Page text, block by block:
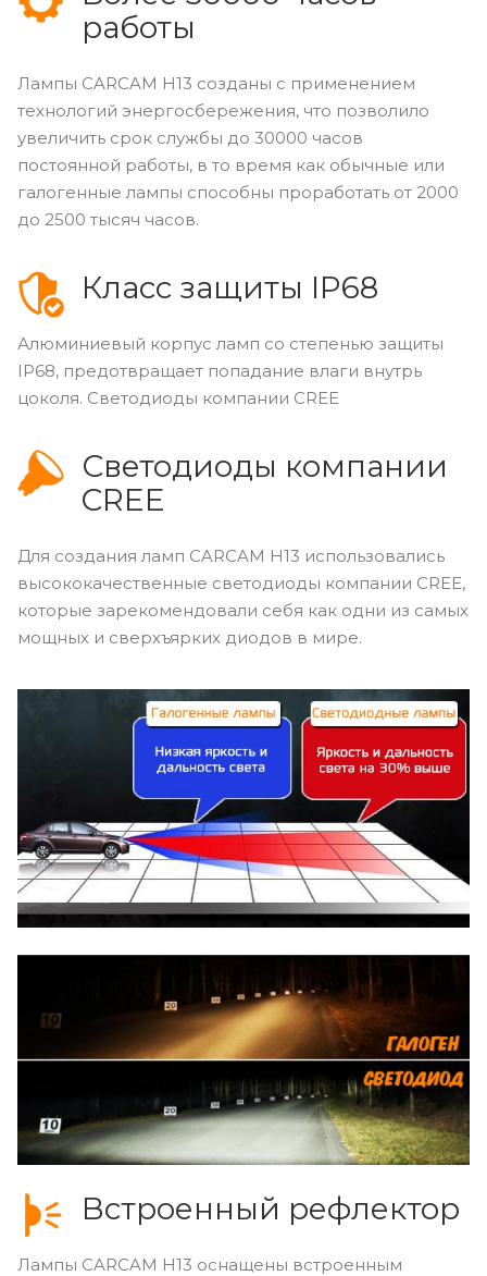
работы
Лампы CARCAM Н13 созданы с применением
технологий энергосбережения, что позволило
увеличить срок службы до 30000 часов
постоянной работы, в то время как обычные или
галогенные лампы способны проработать от 2000
до 2500 тысяч часов.
Класс защиты IP68
Алюминиевый корпус ламп со степенью защиты
IP68, предотвращает попадание влаги внутрь
цоколя. Светодиоды компании CREE
Светодиоды компании
CREE
Для создания ламп CARCAM Н13 использовались
высококачественные светодиоды компании CREE,
которые зарекомендовали себя как одни из самых
мощных и сверхъярких диодов в мире.
Встроенный рефлектор
Лампы CARCAM Н13 оснащены встроенным